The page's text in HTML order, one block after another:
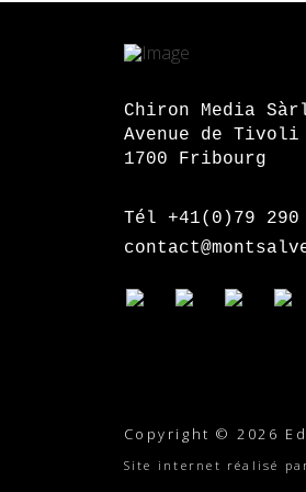
Chiron Media
Avenue de Tivoli
1700 Fribourg
Tél +41(0)79 290
Copyright © 2026
Site internet réalisé